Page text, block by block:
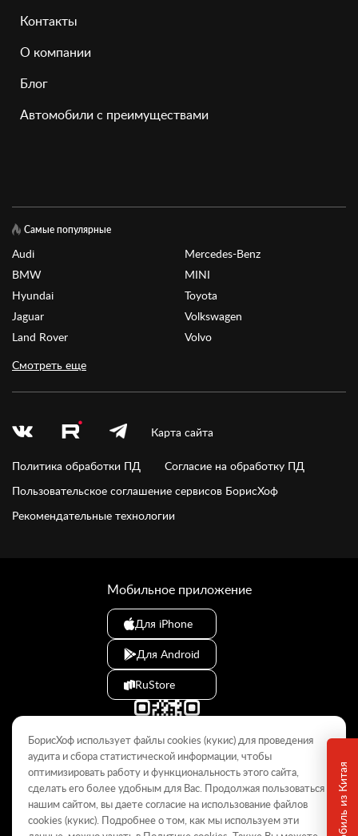
Контакты
О компании
Блог
Автомобили с преимуществами
Самые популярные
Audi
BMW
Hyundai
Jaguar
Land Rover
Mercedes-Benz
MINI
Toyota
Volkswagen
Volvo
Смотреть еще
Карта сайта
Политика обработки ПД
Согласие на обработку ПД
Пользовательское соглашение сервисов БорисХоф
Рекомендательные технологии
© 2009–2026
Данный интернет-сайт носит информационный характер и не
является публичной офертой, определяемой положениями Статьи
Мобильное приложение
Для iPhone
Для Android
RuStore
БорисХоф использует файлы cookies (кукиc) для проведения
аудита и сбора статистической информации, чтобы
оптимизировать работу и функциональность этого сайта,
сделать его более удобным для Вас. Продолжая пользоваться
нашим сайтом, вы даете согласие на использование файлов
cookies (кукиc). Подробнее о том, как мы используем эти